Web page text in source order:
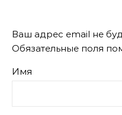
Ваш адрес email не
Обязательные поля
Имя